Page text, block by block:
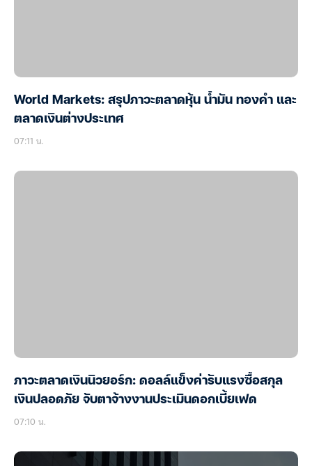
World Markets: สรุปภาวะตลาดหุ้น น้ำมัน ทองคำ และ
ตลาดเงินต่างประเทศ
07:11 น.
ภาวะตลาดเงินนิวยอร์ก: ดอลล์แข็งค่ารับแรงซื้อสกุล
เงินปลอดภัย จับตาจ้างงานประเมินดอกเบี้ยเฟด
07:10 น.